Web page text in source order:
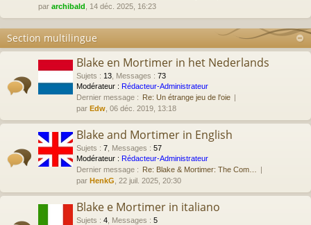
par archibald , 14 déc. 2025, 16:23
Section multilingue
Blake en Mortimer in het Nederlands
Sujets : 13 Messages : 73
Modérateur : Rédacteur-Administrateur
Dernier message : Re: Un étrange jeu de l'oie
par Edw , 06 déc. 2019, 13:18
Blake and Mortimer in English
Sujets : 7 Messages : 57
Modérateur : Rédacteur-Administrateur
Dernier message : Re: Blake & Mortimer: The Com…
par HenkG , 22 juil. 2025, 20:30
Blake e Mortimer in italiano
Sujets : 4 Messages : 5